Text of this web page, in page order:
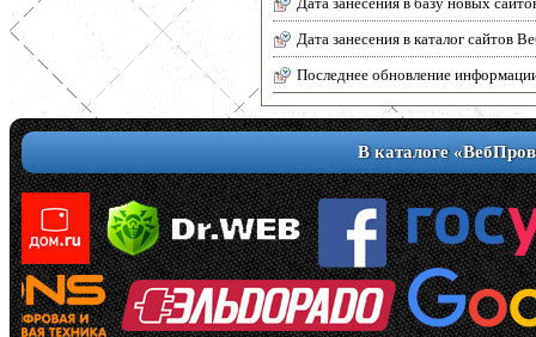
Дата занесения в каталог сайтов
Последнее обновление
В каталоге